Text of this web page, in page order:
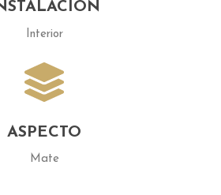
Interior
ASPECTO
Mate